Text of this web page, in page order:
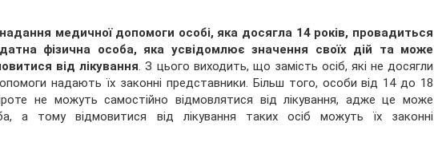
надання медичної допомоги особі, яка досягла 14 років, провадиться
фізична особа, яка усвідомлює значення своїх дій та може
від лікування. З цього виходить, що замість осіб, які не досягли
надають їх законні представники. Більш того, особи від 14 до 18
не можуть самостійно відмовлятися від лікування, адже це може
а тому відмовитися від лікування таких осіб можуть їх законні